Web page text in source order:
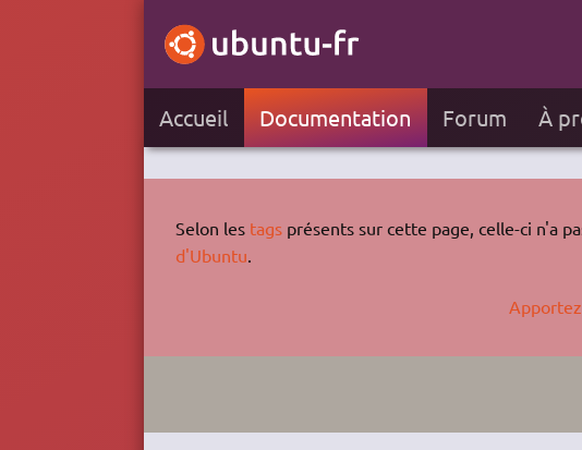
Accueil Documentation Forum À
Selon les tagsprésents sur cette page, celle-ci n'a
d'Ubuntu